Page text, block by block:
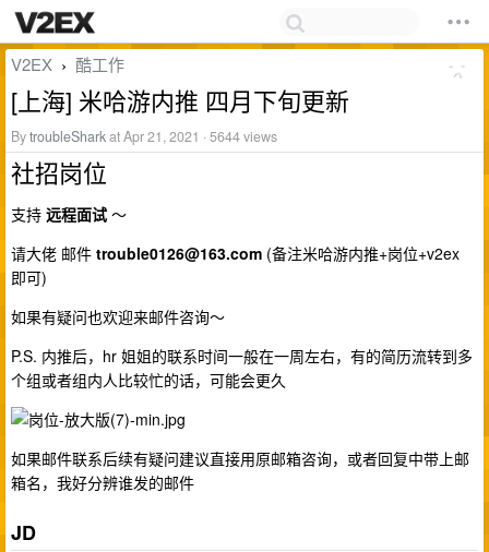
V2EX › 酷工作
[上海] 米哈游内推 四月下旬更新
BytroubleSharkat Apr 21, 2021 · 5644 views
社招岗位
支持 远程面试 ～
请大佬 邮件 trouble0126@163.com (备注米哈游内推+岗位+v2ex
即可)
如果有疑问也欢迎来邮件咨询～
P.S. 内推后，hr 姐姐的联系时间一般在一周左右，有的简历流转到多
个组或者组内人比较忙的话，可能会更久
如果邮件联系后续有疑问建议直接用原邮箱咨询，或者回复中带上邮
箱名，我好分辨谁发的邮件
JD